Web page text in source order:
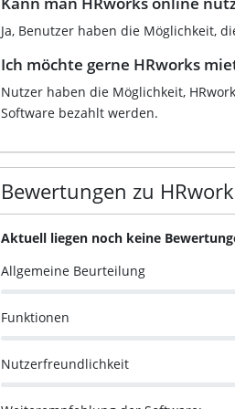
Ja, Benutzer haben die Möglichkeit,
Ich möchte gerne HRworks
Nutzer haben die Möglichkeit,
Software bezahlt werden.
Bewertungen zu
Aktuell liegen noch keine
Allgemeine Beurteilung
Funktionen
Nutzerfreundlichkeit